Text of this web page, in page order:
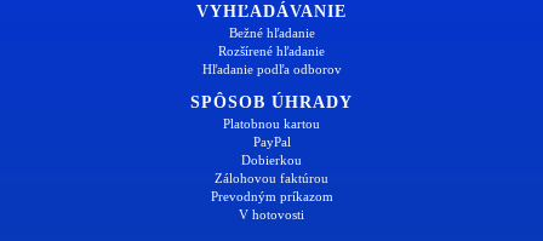
VYHĽADÁVANIE
Bežné hľadanie
Rozšírené hľadanie
Hľadanie podľa odborov
SPÔSOB ÚHRADY
Platobnou kartou
PayPal
Dobierkou
Zálohovou faktúrou
Prevodným príkazom
V hotovosti